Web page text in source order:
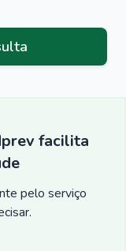
facilita
pelo serviço